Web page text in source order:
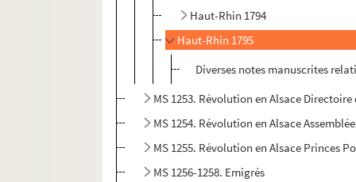
Haut-Rhin 1794
Haut-Rhin 1795
Diverses notes manuscrites
MS 1253. Révolution en Alsace
MS 1254. Révolution en Alsace
MS 1255. Révolution en Alsace Princes
MS 1256-1258. Emigrés